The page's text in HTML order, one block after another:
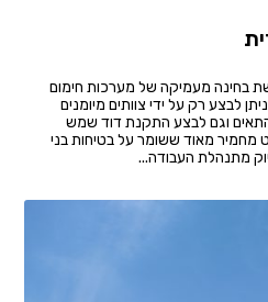
בחינה מעמיקה של מערכות חימום
לבצע רק על ידי צוותים מיומנים
וגם לבצע התקנת דוד שמש
מחמיר מאוד ששומר על בטיחות בני
מתנהלת העבודה...